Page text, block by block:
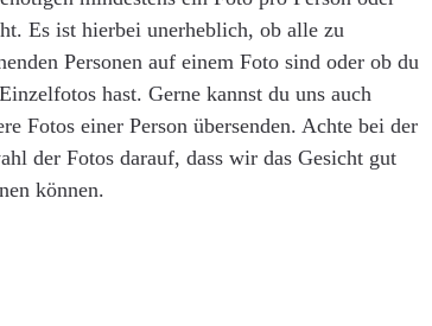
Es ist hierbei unerheblich, ob alle zu
Personen auf einem Foto sind oder ob du
hast. Gerne kannst du uns auch
Fotos einer Person übersenden. Achte bei der
der Fotos darauf, dass wir das Gesicht gut
können.